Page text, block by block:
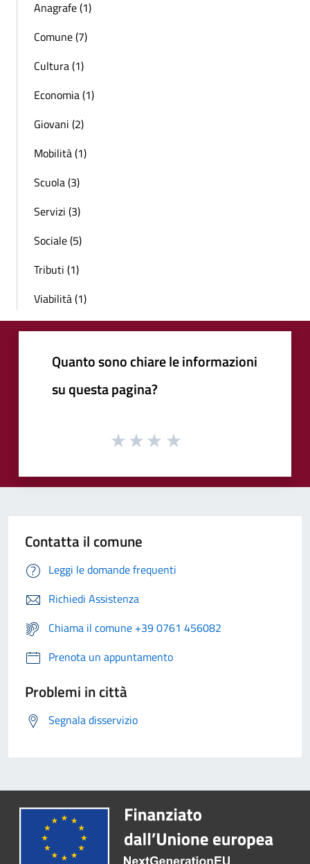
Anagrafe (1)
Comune (7)
Cultura (1)
Economia (1)
Giovani (2)
Mobilità (1)
Scuola (3)
Servizi (3)
Sociale (5)
Tributi (1)
Viabilità (1)
Quanto sono chiare le informazioni
su questa pagina?
Contatta il comune
Leggi le domande frequenti
Richiedi Assistenza
Chiama il comune +39 0761 456082
Prenota un appuntamento
Problemi in città
Segnala disservizio